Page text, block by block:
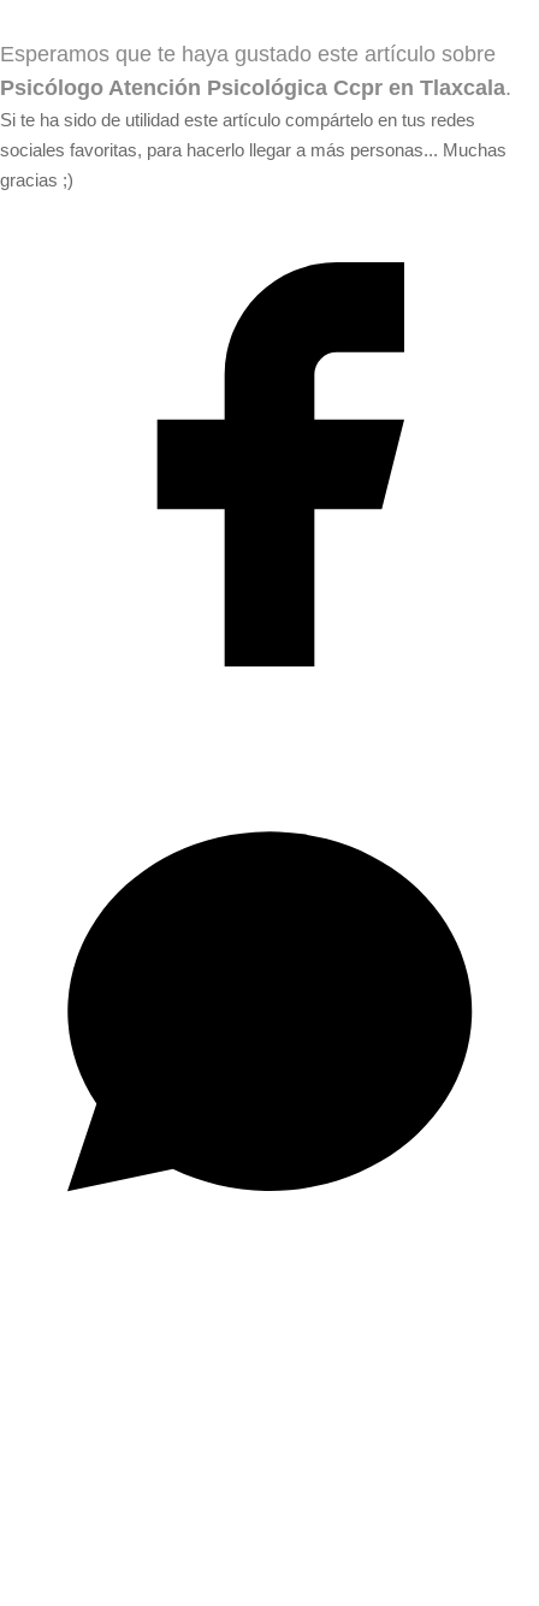
Esperamos que te haya gustado este artículo sobre
Psicólogo Atención Psicológica Ccpr en Tlaxcala.
Si te ha sido de utilidad este artículo compártelo en tus redes
sociales favoritas, para hacerlo llegar a más personas... Muchas
gracias ;)